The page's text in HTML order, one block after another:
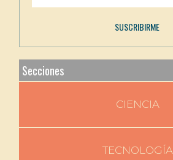
Secciones
CIENCIA
TECNOLOGÍA